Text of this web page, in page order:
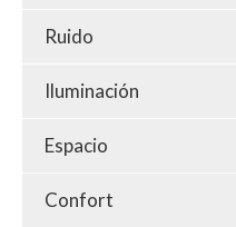
Ruido
Iluminación
Espacio
Confort